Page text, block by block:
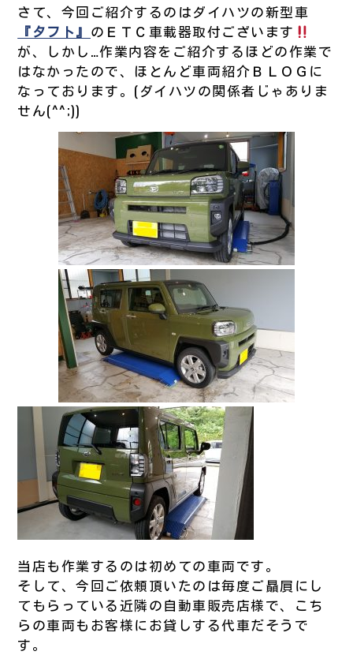
さて、今回ご紹介するのはダイハツの新型車
『タフト』 のＥＴＣ車載器取付ございます
が、しかし…作業内容をご紹介するほどの作業で
はなかったので、ほとんど車両紹介ＢＬＯＧに
なっております。(ダイハツの関係者じゃありま
せん(^^;))
当店も作業するのは初めての車両です。
そして、今回ご依頼頂いたのは毎度ご贔屓にし
てもらっている近隣の自動車販売店様で、こち
らの車両もお客様にお貸しする代車だそうで
す。